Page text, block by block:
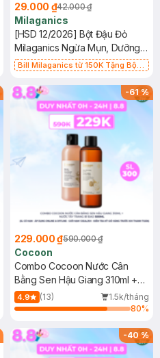
29.000 ₫42.000 ₫
Milaganics
[HSD 12/2026] Bột Đậu Đỏ
Milaganics Ngừa Mụn, Dưỡng
Sáng Da 100g (Túi)
Bill Milaganics từ 150K Tặng Bột
Vết Thâm 100g (SL Có Hạn) -61%
229.000 ₫590.000 ₫
Cocoon
Combo Cocoon Nước Cân
Bằng Sen Hậu Giang 310ml +
Nước Tẩy Trang Bí Đao 500ml
4.9 (13)
1.5k/tháng
80%
-40%